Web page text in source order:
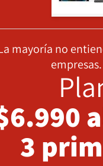
mayoría no
3